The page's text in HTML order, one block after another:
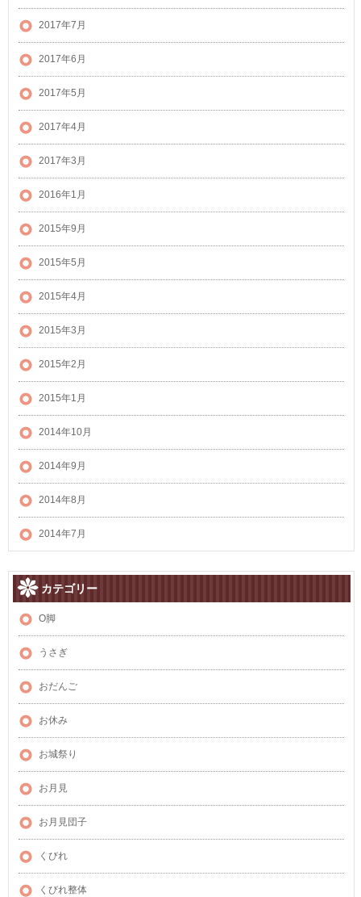
2017年7月
2017年6月
2017年5月
2017年4月
2017年3月
2016年1月
2015年9月
2015年5月
2015年4月
2015年3月
2015年2月
2015年1月
2014年10月
2014年9月
2014年8月
2014年7月
カテゴリー
O脚
うさぎ
おだんご
お休み
お城祭り
お月見
お月見団子
くびれ
くびれ整体